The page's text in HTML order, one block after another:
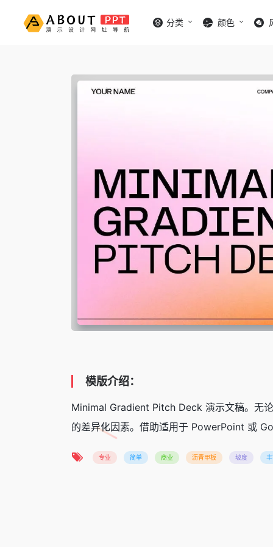
分类 颜色
模版介绍：
Minimal Gradient Pitch Deck 演示文稿。无
的差异化因素。借助适用于 PowerPoint 或
专业 简单 商业 沥青甲板 坡度